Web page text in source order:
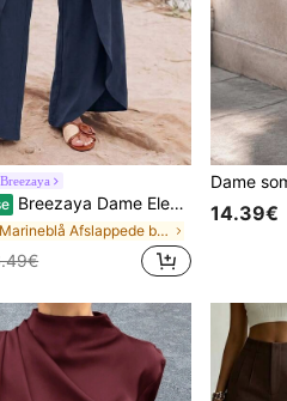
Breezaya
Breezaya Dame Elegant Casual Ensfarvet Sommer Ferie Hjem Dagligdagstøj Modedesign Split Brede Benbukser
i Marineblå Afslappede bukser
14.39€